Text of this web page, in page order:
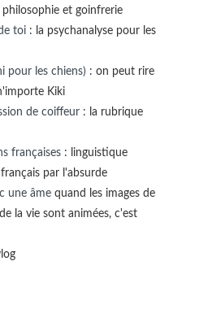
et goinfrerie
toi: la psychanalyse pour les
pour les chiens): on peut rire
Kiki
de coiffeur: la rubrique
françaises: linguistique
par l'absurde
une âmequand les images de
la vie sont animées, c'est